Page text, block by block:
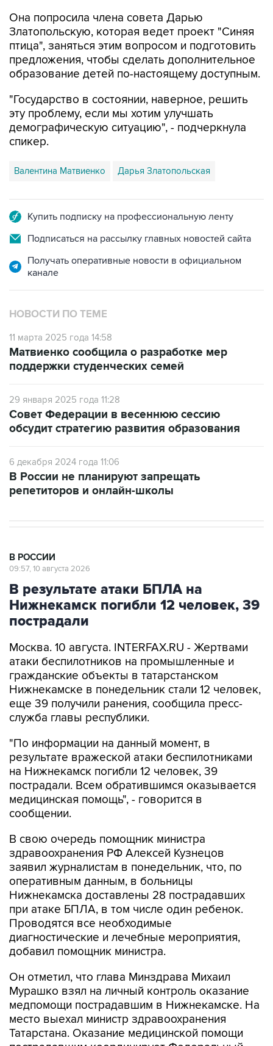
Она попросила члена совета Дарью
Златопольскую, которая ведет проект "Синяя
птица", заняться этим вопросом и подготовить
предложения, чтобы сделать дополнительное
образование детей по-настоящему доступным.
"Государство в состоянии, наверное, решить
эту проблему, если мы хотим улучшать
демографическую ситуацию", - подчеркнула
спикер.
Валентина Матвиенко Дарья Златопольская
Купить подписку на профессиональную ленту
Подписаться на рассылку главных новостей сайта
Получать оперативные новости в официальном
канале
НОВОСТИ ПО ТЕМЕ
11 марта 2025 года 14:58
Матвиенко сообщила о разработке мер
поддержки студенческих семей
29 января 2025 года 11:28
Совет Федерации в весеннюю сессию
обсудит стратегию развития образования
6 декабря 2024 года 11:06
В России не планируют запрещать
репетиторов и онлайн-школы
В РОССИИ
09:57, 10 августа 2026
В результате атаки БПЛА на
Нижнекамск погибли 12 человек, 39
пострадали
Москва. 10 августа. INTERFAX.RU - Жертвами
атаки беспилотников на промышленные и
гражданские объекты в татарстанском
Нижнекамске в понедельник стали 12 человек,
еще 39 получили ранения, сообщила пресс-
служба главы республики.
"По информации на данный момент, в
результате вражеской атаки беспилотниками
на Нижнекамск погибли 12 человек, 39
пострадали. Всем обратившимся оказывается
медицинская помощь", - говорится в
сообщении.
В свою очередь помощник министра
здравоохранения РФ Алексей Кузнецов
заявил журналистам в понедельник, что, по
оперативным данным, в больницы
Нижнекамска доставлены 28 пострадавших
при атаке БПЛА, в том числе один ребенок.
Проводятся все необходимые
диагностические и лечебные мероприятия,
добавил помощник министра.
Он отметил, что глава Минздрава Михаил
Мурашко взял на личный контроль оказание
медпомощи пострадавшим в Нижнекамске. На
место выехал министр здравоохранения
Татарстана. Оказание медицинской помощи